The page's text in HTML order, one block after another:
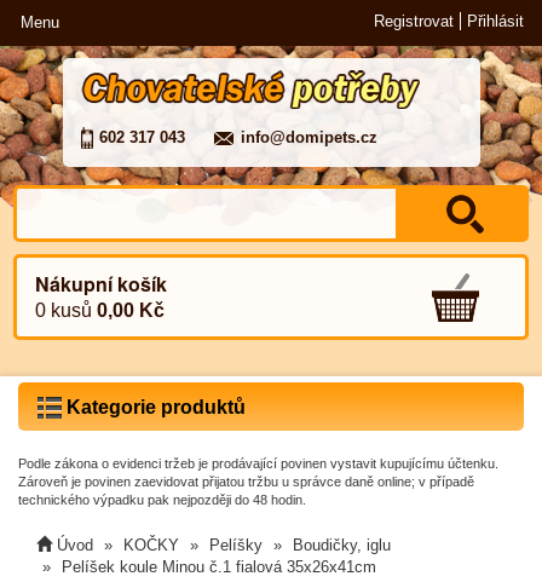
Menu Registrovat Přihlásit
602 317 043 info@domipets.cz
Nákupní košík
0 kusů0,00 Kč
Kategorie produktů
Podle zákona o evidenci tržeb je prodávající povinen vystavit kupujícímu účtenku.
Zároveň je povinen zaevidovat přijatou tržbu u správce daně online; v případě
technického výpadku pak nejpozději do 48 hodin.
Úvod KOČKY Pelíšky
Boudičky, iglu
Pelíšek koule Minou č.1 fialová 35x26x41cm